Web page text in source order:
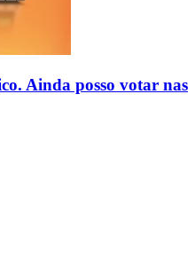
Ainda posso votar nas